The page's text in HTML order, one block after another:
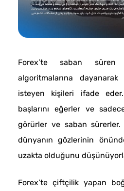
Forex’te saban süren
algoritmalarına
isteyen kişileri ifade
başlarını eğerler ve
görürler ve saban sürerler.
dünyanın gözlerinin
uzakta olduğunu
Forex’te çiftçilik yapan